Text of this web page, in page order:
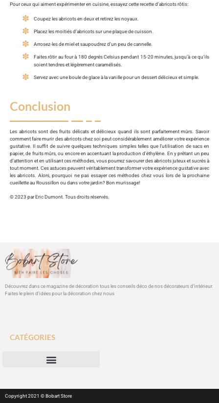
Pour ceux qui aiment expérimenter en cuisine, essayez cette recette d’abricots rôtis:
Coupez les abricots en deux et retirez les noyaux.
Placez les moitiés d’abricots sur une plaque de cuisson.
Arrosez-les de miel et saupoudrez d’un peu de cannelle.
Faites rôtir au four à 180 degrés Celsius pendant 15-20 minutes, jusqu’à ce qu’ils
soient tendres et légèrement caramélisés.
Servez avec une boule de glace à la vanille pour un dessert délicieux et simple.
Conclusion
Les abricots sont des fruits délicats et délicieux quand ils sont parfaitement mûrs. Savoir
comment faire murir des abricots chez soi peut considérablement améliorer votre expérience
gustative. Il suffit de suivre quelques techniques simples telles que l’utilisation de sacs en
papier, de fruits mûrs, ou encore en accentuant la production d’éthylène. En y prêtant un peu
d’attention et en utilisant ces méthodes, vous pourrez savourer des abricots juteux et sucrés à
tout moment. Ces astuces peuvent véritablement transformer votre expérience gustative avec
les abricots. Alors, pourquoi ne pas essayer ces méthodes chez vous lors de la prochaine
cueillette au Roussillon ou dans votre jardin? Bon murissage!
© 2023 par Eric Dumont. Tous droits réservés.
Découvrez dans ce magazine de décoration tous les conseils déco de nos décorateurs d’intérieur.
Faites le plein d’idées pour la décoration chez nous
CATÉGORIES
Copyright 2021 © Bobart Store